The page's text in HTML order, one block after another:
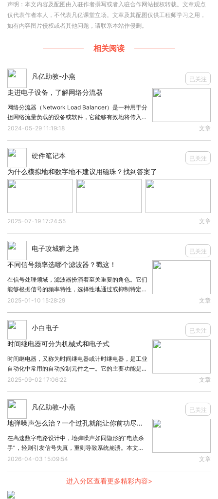
This is Tina from Wallys, we are a Mfg of networking
devices like cellular routers, NICs, CPE/AP, antennas etc
Our current products portfolio are based on Qualcomm
Hardware customization and software integration is our
speciality, OEM/ODM turnkey solution, aslo, we can work
with you under JDM mode to develop new products
together
By sending this text, i am seeking an potential business
opportunity with you
If you are interested or looking for any networking
hardwares, feel free to share me your detailed
Thanks for your prompt attention and looking forward to
your favorable feedback
Sincerely,,,
BY:Wallys Communications (Suzhou ) Co., LTD
EMAIL:sales3@wallystech.com
1. DR531
https://www.wallystech.com/Routerboard/DR531-
Qualcomm-QCA9531-support-MU-MIMO-2T2R-2.4G-
Featuring with industrial-grade QCA-Atheros AR9531 (550
MHz)chipset. DR531
aggregate ) Radio Card
声明：本文内容及配图由入驻作者撰写或者入驻合作网站授权转载。文章观点
仅代表作者本人，不代表凡亿课堂立场。文章及其配图仅供工程师学习之用，
如有内容图片侵权或者其他问题，请联系本站作侵删。
相关阅读
凡亿助教-小燕 已关注
走进电子设备，了解网络分流器
网络分流器（Network Load Balancer）是一种用于分
担网络流量负载的设备或软件，它能够有效地将传入的
网络流量分配给多个服务器，以达到提高系统性能、增
构网络分流器的基本结构包括输
2024-05-29 11:19:18 文章
硬件笔记本 已关注
为什么模拟地和数字地不建议用磁珠？找到答案了
2025-07-19 17:24:55 文章
电子攻城狮之路 已关注
不同信号频率选哪个滤波器？戳这！
在信号处理领域，滤波器扮演着至关重要的角色。它们
能够根据信号的频率特性，选择性地通过或抑制特定频
率范围内的信号。下面将讨论不同信号频率，应该选哪
器：高通滤波器。原因：高通滤波器允许频率高于某
2025-01-10 15:28:29 文章
小白电子 已关注
时间继电器可分为机械式和电子式
时间继电器，又称为时间继电器或计时继电器，是工业
自动化中常用的自动控制元件之一。它的主要功能是在
电路中按预设的时间延迟动作或保持动作，从而实现对
间继电器是一种能按照预设时间启动或停止电路的电子
2025-09-02 17:06:22 文章
凡亿助教-小燕 已关注
地弹噪声怎么治？一个过孔就能让你前功尽弃？
在高速数字电路设计中，地弹噪声如同隐形的“电流杀
手”，轻则引发信号失真，重则导致系统崩溃。本文从
物理机制出发，解析地弹噪声的成因与抑制策略，并揭
弹噪声的物理本质地弹噪声（Ground Boun
2026-04-03 15:09:54 文章
进入分区查看更多精彩内容>